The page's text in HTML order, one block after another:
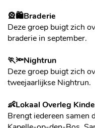
🎡🛍️Braderie
Deze groep buigt zich
braderie in september.
🏃🔦Nightrun
Deze groep buigt zich
tweejaarlijkse Nightrun.
👶Lokaal Overleg
Brengt iedereen samen